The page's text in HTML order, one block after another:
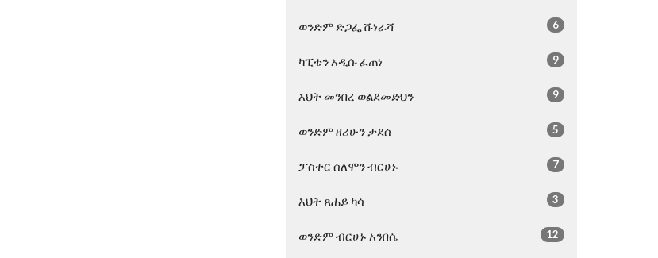
ወንድም ድጋፌ ሹነራሻ 6
ካፒቴን አዲሱ ፈጠነ 9
እህት መንበረ ወልደመድህን 9
ወንድም ዘሪሁን ታደሰ 5
ፓስተር ሰለሞን ብርሀኑ 7
እህት ጸሐይ ካሳ 3
ወንድም ብርሀኑ አንበሴ 12